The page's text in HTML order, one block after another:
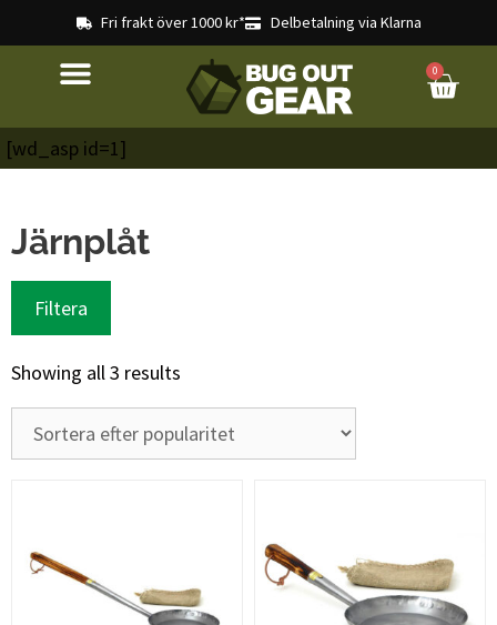
Fri frakt över 1000 kr* Delbetalning via Klarna
0
[wd_asp id=1]
Järnplåt
Filtera
Showing all 3 results